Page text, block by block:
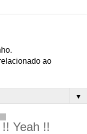
ao
▼
Yeah !!